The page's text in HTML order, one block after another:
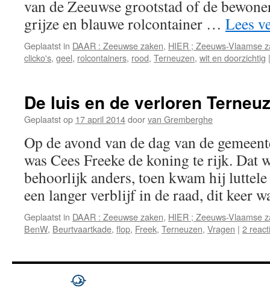
van de Zeeuwse grootstad of de
grijze en blauwe rolcontainer … Lees
Geplaatst in DAAR : Zeeuwse zaken, HIER ; Zeeuws-Vlaamse
clicko's, geel, rolcontainers, rood, Terneuzen, wit en doorzichtig |
De luis en de verloren
Geplaatst op 17 april 2014doorvan Gremberghe
Op de avond van de dag van de
was Cees Freeke de koning te rijk. Dat
behoorlijk anders, toen kwam hij
een langer verblijf in de raad, dit keer
Geplaatst in DAAR : Zeeuwse zaken, HIER ; Zeeuws-Vlaamse
BenW, Beurtvaartkade, flop, Freek, Terneuzen, Vragen | 2